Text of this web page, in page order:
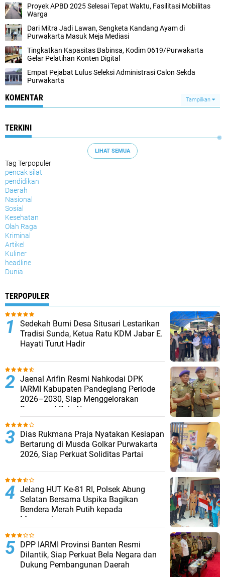
Proyek APBD 2025 Selesai Tepat Waktu, Fasilitasi Mobilitas
Warga
Dari Mitra Jadi Lawan, Sengketa Kandang Ayam di
Purwakarta Masuk Meja Mediasi
Tingkatkan Kapasitas Babinsa, Kodim 0619/Purwakarta
Gelar Pelatihan Konten Digital
Empat Pejabat Lulus Seleksi Administrasi Calon Sekda
Purwakarta
KOMENTAR Tampilkan
TERKINI
LIHAT SEMUA
Tag Terpopuler
pencak silat
pendidikan
Daerah
Nasional
Sosial
Kesehatan
Olah Raga
Kriminal
Artikel
Kuliner
headline
Dunia
TERPOPULER
Sedekah Bumi Desa Situsari Lestarikan
Tradisi Sunda, Ketua Ratu KDM Jabar E.
Hayati Turut Hadir
Jaenal Arifin Resmi Nahkodai DPK
IARMI Kabupaten Pandeglang Periode
2026–2030, Siap Menggelorakan
Semangat Bela Negara
Dias Rukmana Praja Nyatakan Kesiapan
Bertarung di Musda Golkar Purwakarta
2026, Siap Perkuat Soliditas Partai
Jelang HUT Ke-81 RI, Polsek Abung
Selatan Bersama Uspika Bagikan
Bendera Merah Putih kepada
Masyarakat
DPP IARMI Provinsi Banten Resmi
Dilantik, Siap Perkuat Bela Negara dan
Dukung Pembangunan Daerah